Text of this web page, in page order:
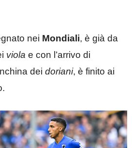
nei Mondiali, è già da
viola e con l’arrivo di
dei doriani, è finito ai